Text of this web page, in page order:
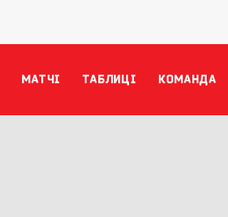
МАТЧІ ТАБЛИЦІ КОМАНДА